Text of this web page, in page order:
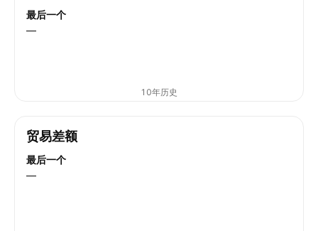
最后一个
—
10年历史
贸易差额
最后一个
—